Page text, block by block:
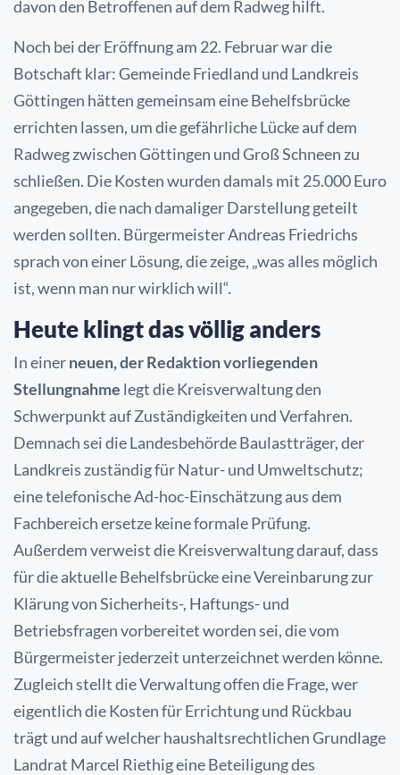
davon den Betroffenen auf dem Radweg hilft.
Noch bei der Eröffnung am 22. Februar war die
Botschaft klar: Gemeinde Friedland und Landkreis
Göttingen hätten gemeinsam eine Behelfsbrücke
errichten lassen, um die gefährliche Lücke auf dem
Radweg zwischen Göttingen und Groß Schneen zu
schließen. Die Kosten wurden damals mit 25.000 Euro
angegeben, die nach damaliger Darstellung geteilt
werden sollten. Bürgermeister Andreas Friedrichs
sprach von einer Lösung, die zeige, „was alles möglich
ist, wenn man nur wirklich will“.
Heute klingt das völlig anders
In einerneuen, der Redaktion vorliegenden
Stellungnahme legt die Kreisverwaltung den
Schwerpunkt auf Zuständigkeiten und Verfahren.
Demnach sei die Landesbehörde Baulastträger, der
Landkreis zuständig für Natur- und Umweltschutz;
eine telefonische Ad-hoc-Einschätzung aus dem
Fachbereich ersetze keine formale Prüfung.
Außerdem verweist die Kreisverwaltung darauf, dass
für die aktuelle Behelfsbrücke eine Vereinbarung zur
Klärung von Sicherheits-, Haftungs- und
Betriebsfragen vorbereitet worden sei, die vom
Bürgermeister jederzeit unterzeichnet werden könne.
Zugleich stellt die Verwaltung offen die Frage, wer
eigentlich die Kosten für Errichtung und Rückbau
trägt und auf welcher haushaltsrechtlichen Grundlage
Landrat Marcel Riethig eine Beteiligung des